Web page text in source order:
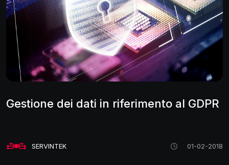
Gestione dei dati in riferimento al GDPR
SERVINTEK 01-02-2018